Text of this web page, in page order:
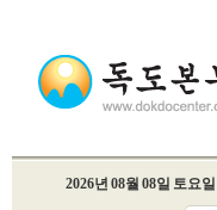
2026년 08월 08일 토요일